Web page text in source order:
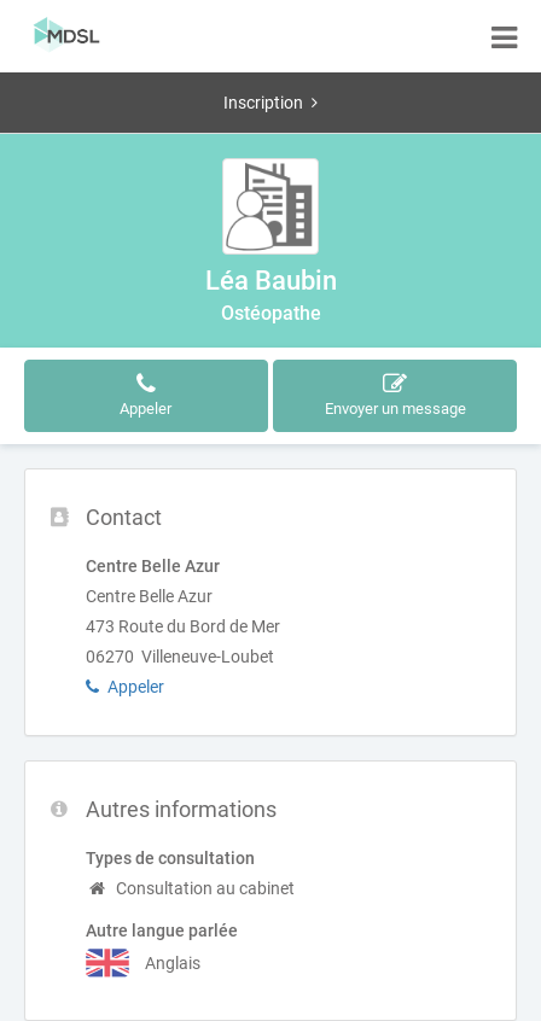
Inscription
Léa Baubin
Ostéopathe
Appeler Envoyer un message
Contact
Centre Belle Azur
Centre Belle Azur
473 Route du Bord de Mer
06270 Villeneuve-Loubet
Appeler
Autres informations
Types de consultation
Consultation au cabinet
Autre langue parlée
Anglais